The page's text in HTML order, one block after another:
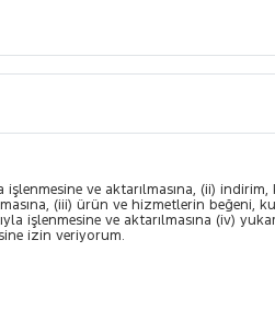
ve aktarılmasına, (ii) indirim,
(iii) ürün ve hizmetlerin beğeni,
işlenmesine ve aktarılmasına (iv)
izin veriyorum.